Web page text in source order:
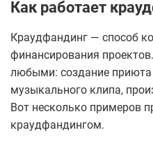
Как работает
Краудфандинг — способ
финансирования
любыми: создание
музыкального клипа,
Вот несколько примеров
краудфандингом.